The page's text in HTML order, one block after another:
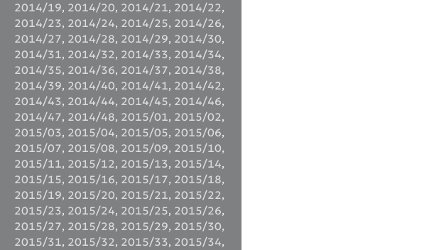
2014/19, 2014/20, 2014/21, 2014/22,
2014/23, 2014/24, 2014/25, 2014/26,
2014/27, 2014/28, 2014/29, 2014/30,
2014/31, 2014/32, 2014/33, 2014/34,
2014/35, 2014/36, 2014/37, 2014/38,
2014/39, 2014/40, 2014/41, 2014/42,
2014/43, 2014/44, 2014/45, 2014/46,
2014/47, 2014/48, 2015/01, 2015/02,
2015/03, 2015/04, 2015/05, 2015/06,
2015/07, 2015/08, 2015/09, 2015/10,
2015/11, 2015/12, 2015/13, 2015/14,
2015/15, 2015/16, 2015/17, 2015/18,
2015/19, 2015/20, 2015/21, 2015/22,
2015/23, 2015/24, 2015/25, 2015/26,
2015/27, 2015/28, 2015/29, 2015/30,
2015/31, 2015/32, 2015/33, 2015/34,